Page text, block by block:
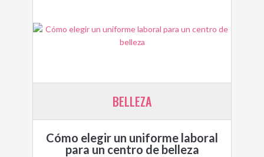
BELLEZA
Cómo elegir un uniforme laboral
para un centro de belleza